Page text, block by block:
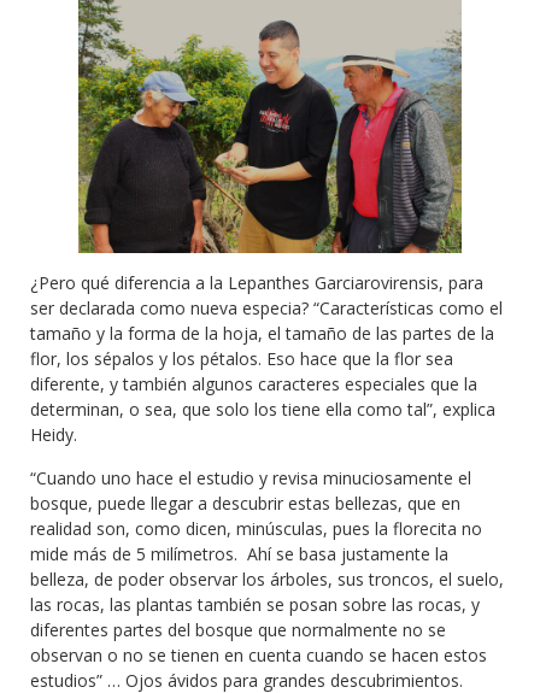
¿Pero qué diferencia a la Lepanthes Garciarovirensis, para
ser declarada como nueva especia? “Características como el
tamaño y la forma de la hoja, el tamaño de las partes de la
flor, los sépalos y los pétalos. Eso hace que la flor sea
diferente, y también algunos caracteres especiales que la
determinan, o sea, que solo los tiene ella como tal”, explica
Heidy.
“Cuando uno hace el estudio y revisa minuciosamente el
bosque, puede llegar a descubrir estas bellezas, que en
realidad son, como dicen, minúsculas, pues la florecita no
mide más de 5 milímetros. Ahí se basa justamente la
belleza, de poder observar los árboles, sus troncos, el suelo,
las rocas, las plantas también se posan sobre las rocas, y
diferentes partes del bosque que normalmente no se
observan o no se tienen en cuenta cuando se hacen estos
estudios” … Ojos ávidos para grandes descubrimientos.